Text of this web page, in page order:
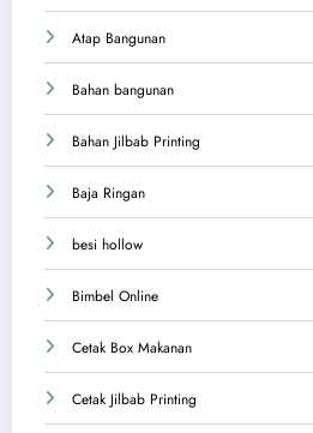
Atap Bangunan
Bahan bangunan
Bahan Jilbab Printing
Baja Ringan
besi hollow
Bimbel Online
Cetak Box Makanan
Cetak Jilbab Printing